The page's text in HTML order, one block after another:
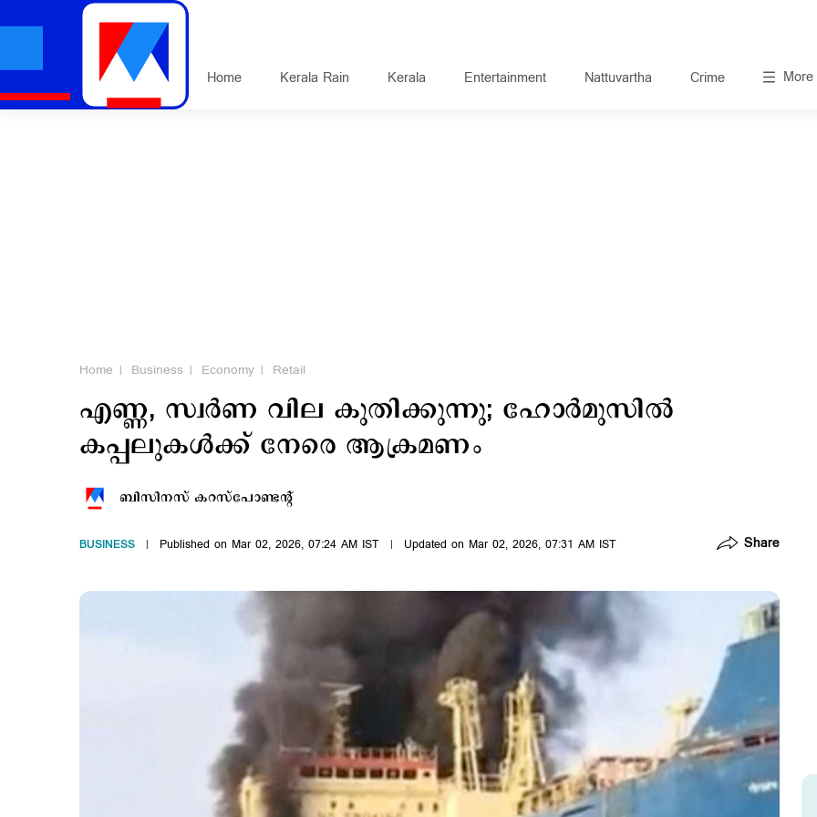
Home Kerala Rain Kerala Entertainment Nattuvartha Crime More
Home Business Economy Retail
എണ്ണ, സ്വര്‍ണ വില കുതിക്കുന്നു; ഹോര്‍മുസില്‍
കപ്പലുകള്‍ക്ക് നേരെ ആക്രമണം
ബിസിനസ് കറസ്പോണ്ടന്‍റ്
BUSINESS Published on Mar 02, 2026, 07:24 AM IST Updated on Mar 02, 2026, 07:31 AM IST Share